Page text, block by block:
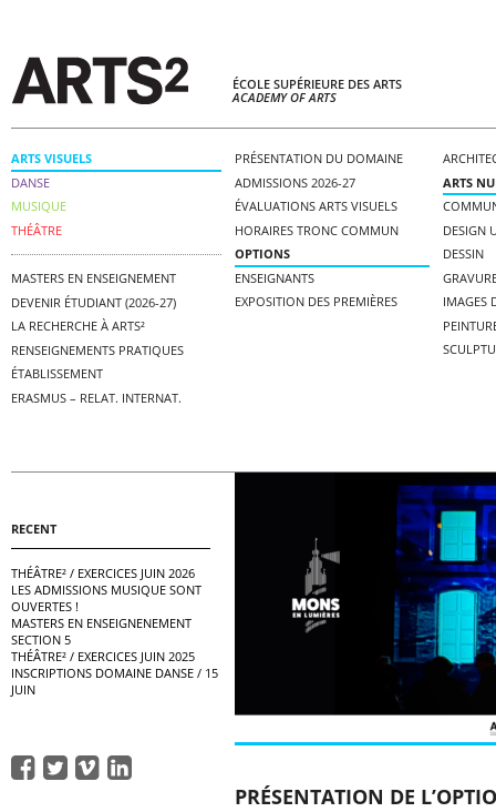
ÉCOLE SUPÉRIEURE DES ARTS
ACADEMY OF ARTS
ARTS VISUELS
PRÉSENTATION DU DOMAINE
ADMISSIONS 2026-27
ÉVALUATIONS ARTS VISUELS
HORAIRES TRONC COMMUN
OPTIONS
ARTS
DESIGN
DESSIN
IMAGES
ENSEIGNANTS
EXPOSITION DES PREMIÈRES
DANSE
MUSIQUE
THÉÂTRE
MASTERS EN ENSEIGNEMENT
DEVENIR ÉTUDIANT (2026-27)
LA RECHERCHE À ARTS²
RENSEIGNEMENTS PRATIQUES
ÉTABLISSEMENT
ERASMUS – RELAT. INTERNAT.
RECENT
THÉÂTRE² / EXERCICES JUIN 2026
LES ADMISSIONS MUSIQUE SONT
OUVERTES !
MASTERS EN ENSEIGNENEMENT
SECTION 5
THÉÂTRE² / EXERCICES JUIN 2025
INSCRIPTIONS DOMAINE DANSE / 15
JUIN
PRÉSENTATION DE